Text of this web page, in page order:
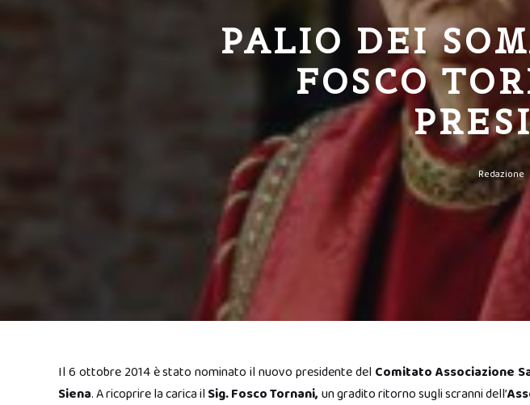
PALIO DEI
FOSCO
Redazione
Il 6 ottobre 2014 è stato nominato il nuovo presidente del Comitato Associazione
Siena. A ricoprire la carica il Sig. Fosco Tornani, un gradito ritorno sugli scranni dell’